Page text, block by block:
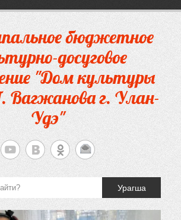
бюджетное
досуговое
"Дом культуры
г. Улан-
Удэ"
Урагша